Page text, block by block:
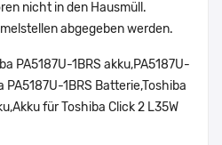
nicht in den Hausmüll.
abgegeben werden.
PA5187U-1BRS akku,PA5187U-
PA5187U-1BRS Batterie,Toshiba
für Toshiba Click 2 L35W